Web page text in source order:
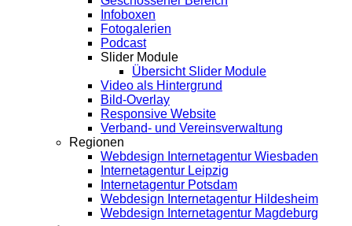
Infoboxen
Fotogalerien
Podcast
Slider Module
Übersicht Slider Module
Video als Hintergrund
Bild-Overlay
Responsive Website
Verband- und Vereinsverwaltung
Regionen
Webdesign Internetagentur Wiesbaden
Internetagentur Leipzig
Internetagentur Potsdam
Webdesign Internetagentur Hildesheim
Webdesign Internetagentur Magdeburg